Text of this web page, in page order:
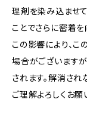
理剤を染み込ませ
ことでさらに密着を
この影響により、
場合がございます
されます。解消さ
ご理解よろしくお願